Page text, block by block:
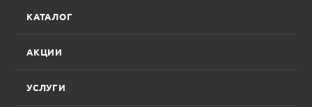
КАТАЛОГ
АКЦИИ
УСЛУГИ